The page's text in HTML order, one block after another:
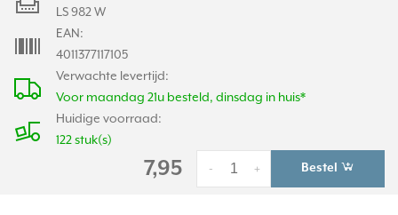
Verwachte levertijd:
Voor maandag 21u besteld, dinsdag in huis*
Huidige voorraad:
122 stuk(s)
LS 982 W
EAN:
4011377117105
7,95 +
- Bestel